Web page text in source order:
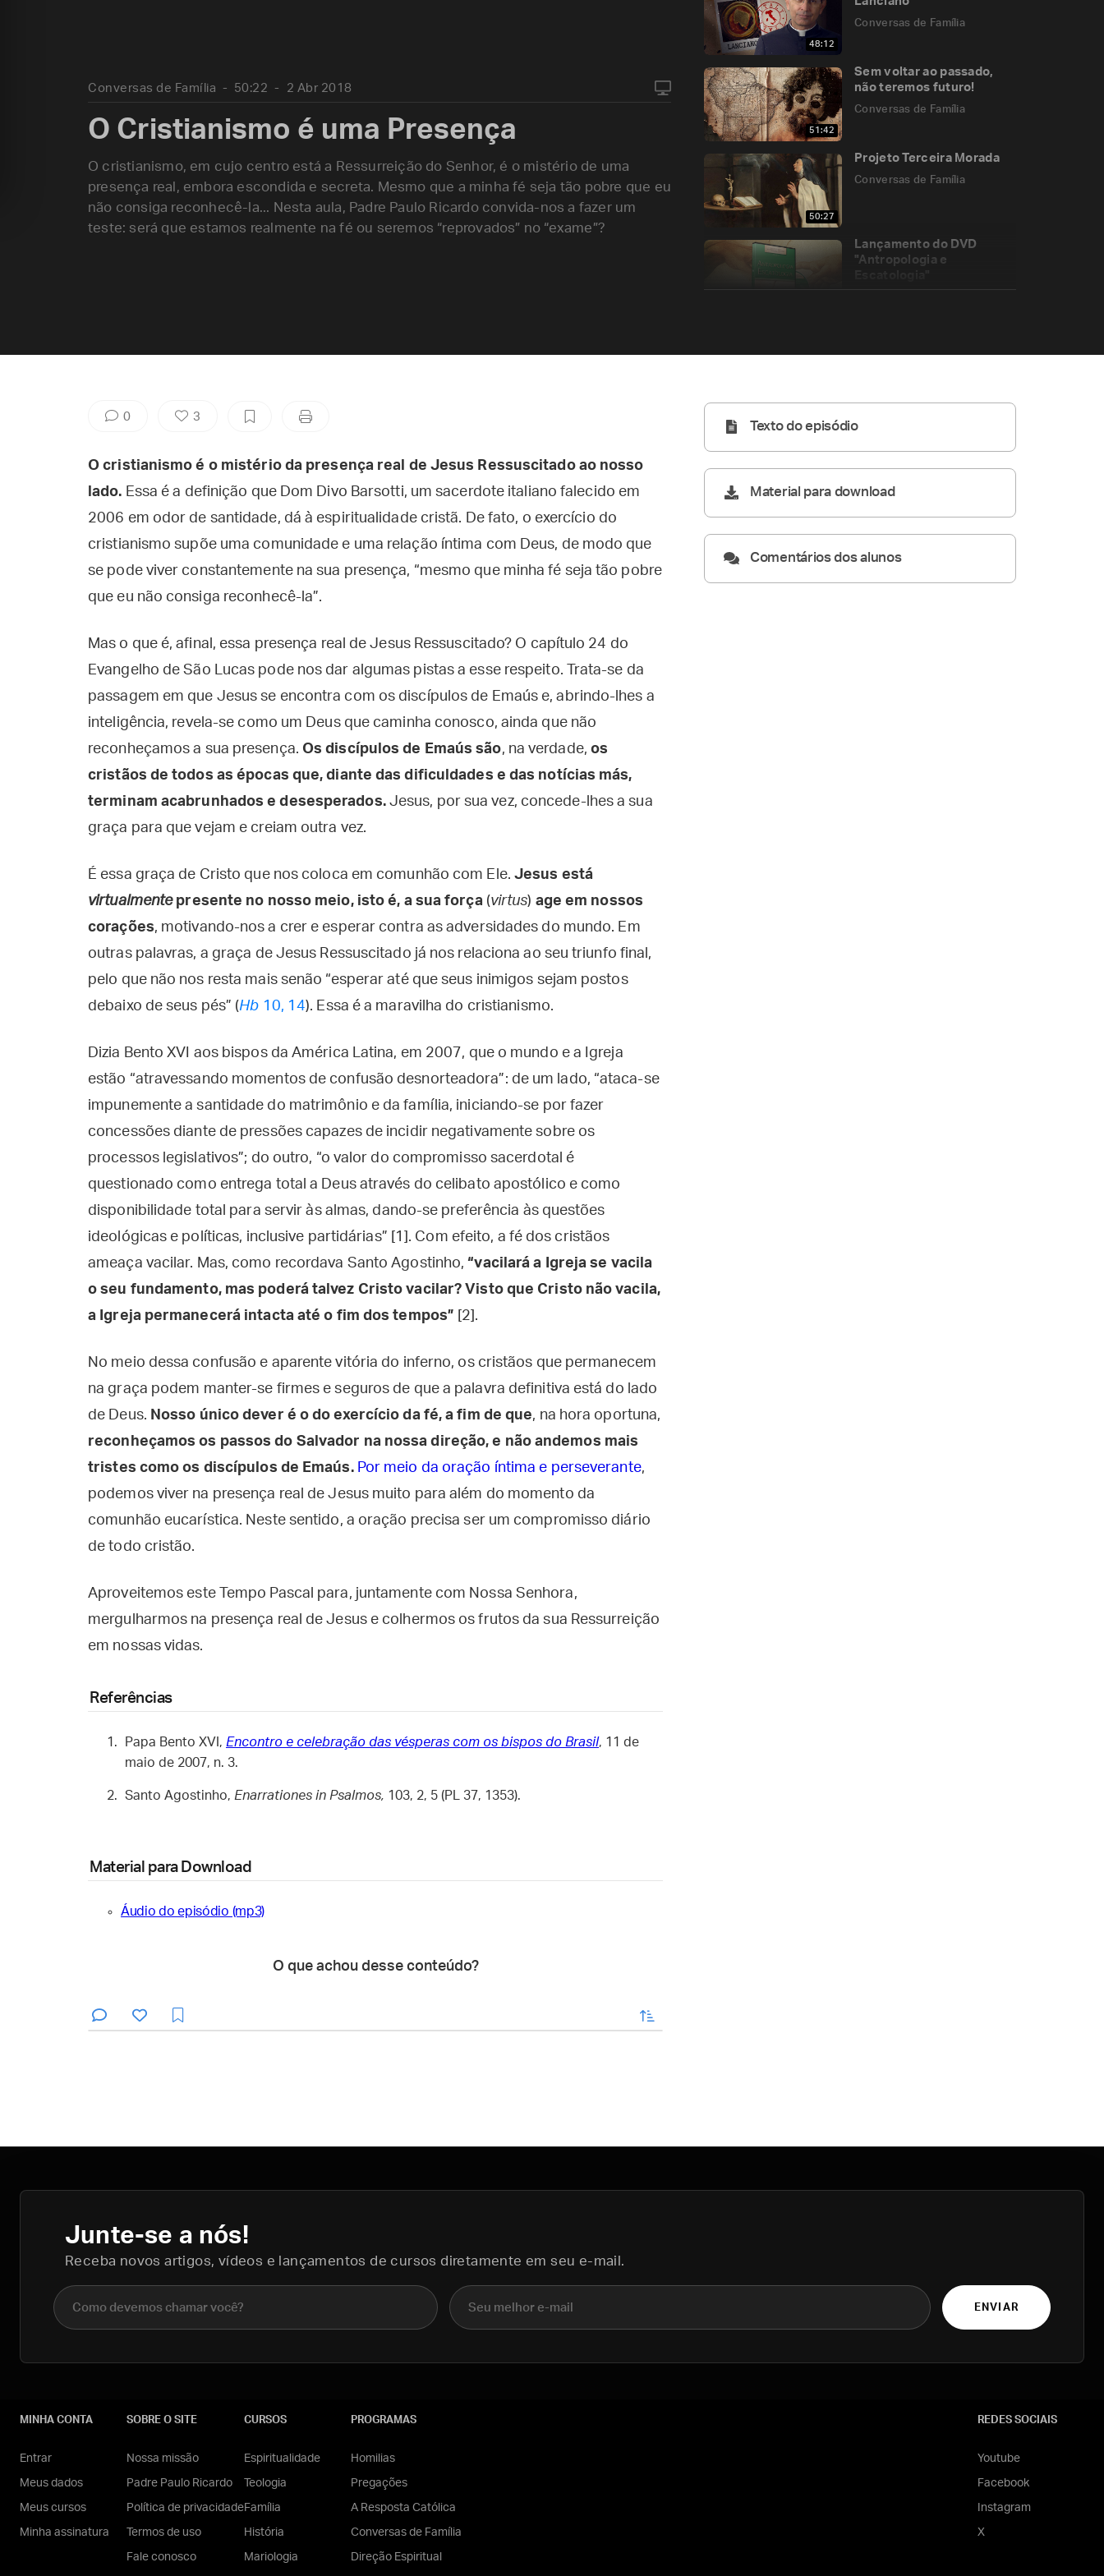
48:12
Conversas de Família
51:42
Sem voltar ao passado,
não teremos futuro!
Conversas de Família
50:27
Projeto Terceira Morada
Conversas de Família
Lançamento do DVD
"Antropologia e
Conversas de Família
Conversas de Família 50:22 2 Abr 2018
O Cristianismo é uma Presença
O cristianismo, em cujo centro está a Ressurreição do Senhor, é o mistério de uma
presença real, embora escondida e secreta. Mesmo que a minha fé seja tão pobre que eu
não consiga reconhecê-la... Nesta aula, Padre Paulo Ricardo convida-nos a fazer um
teste: será que estamos realmente na fé ou seremos “reprovados” no “exame”?
0 3
O cristianismo é o mistério da presença real de Jesus Ressuscitado ao nosso
lado. Essa é a definição que Dom Divo Barsotti, um sacerdote italiano falecido em
2006 em odor de santidade, dá à espiritualidade cristã. De fato, o exercício do
cristianismo supõe uma comunidade e uma relação íntima com Deus, de modo que
se pode viver constantemente na sua presença, “mesmo que minha fé seja tão pobre
que eu não consiga reconhecê-la”.
Mas o que é, afinal, essa presença real de Jesus Ressuscitado? O capítulo 24 do
Evangelho de São Lucas pode nos dar algumas pistas a esse respeito. Trata-se da
passagem em que Jesus se encontra com os discípulos de Emaús e, abrindo-lhes a
inteligência, revela-se como um Deus que caminha conosco, ainda que não
reconheçamos a sua presença. Os discípulos de Emaús são, na verdade, os
cristãos de todos as épocas que, diante das dificuldades e das notícias más,
terminam acabrunhados e desesperados.Jesus, por sua vez, concede-lhes a sua
graça para que vejam e creiam outra vez.
É essa graça de Cristo que nos coloca em comunhão com Ele. Jesus está
virtualmentepresente no nosso meio, isto é, a sua força (virtus) age em nossos
corações, motivando-nos a crer e esperar contra as adversidades do mundo. Em
outras palavras, a graça de Jesus Ressuscitado já nos relaciona ao seu triunfo final,
pelo que não nos resta mais senão “esperar até que seus inimigos sejam postos
debaixo de seus pés” (Hb 10, 14). Essa é a maravilha do cristianismo.
Dizia Bento XVI aos bispos da América Latina, em 2007, que o mundo e a Igreja
estão “atravessando momentos de confusão desnorteadora”: de um lado, “ataca-se
impunemente a santidade do matrimônio e da família, iniciando-se por fazer
concessões diante de pressões capazes de incidir negativamente sobre os
processos legislativos”; do outro, “o valor do compromisso sacerdotal é
questionado como entrega total a Deus através do celibato apostólico e como
disponibilidade total para servir às almas, dando-se preferência às questões
ideológicas e políticas, inclusive partidárias” [1]. Com efeito, a fé dos cristãos
ameaça vacilar. Mas, como recordava Santo Agostinho,“vacilará a Igreja se vacila
o seu fundamento, mas poderá talvez Cristo vacilar? Visto que Cristo não vacila,
a Igreja permanecerá intacta até o fim dos tempos” [2].
No meio dessa confusão e aparente vitória do inferno, os cristãos que permanecem
na graça podem manter-se firmes e seguros de que a palavra definitiva está do lado
de Deus. Nosso único dever é o do exercício da fé, a fim de que, na hora oportuna,
reconheçamos os passos do Salvador na nossa direção, e não andemos mais
tristes como os discípulos de Emaús. Por meio da oração íntima e perseverante,
podemos viver na presença real de Jesus muito para além do momento da
comunhão eucarística. Neste sentido, a oração precisa ser um compromisso diário
de todo cristão.
Aproveitemos este Tempo Pascal para, juntamente com Nossa Senhora,
mergulharmos na presença real de Jesus e colhermos os frutos da sua Ressurreição
em nossas vidas.
Referências
Papa Bento XVI, Encontro e celebração das vésperas com os bispos do Brasil, 11 de
maio de 2007, n. 3.
Santo Agostinho, Enarrationes in Psalmos, 103, 2, 5 (PL 37, 1353).
Material para Download
Áudio do episódio (mp3)
O que achou desse conteúdo?
enviar
Texto do episódio
Material para download
Comentários dos alunos
Junte-se a nós!
Receba novos artigos, vídeos e lançamentos de cursos diretamente em seu e-mail.
Nome completo E-mail
ENVIAR
MINHA CONTA
Entrar
Meus dados
Meus cursos
Minha assinatura
SOBRE O SITE
Nossa missão
Padre Paulo Ricardo
Política de privacidade
Termos de uso
Fale conosco
CURSOS
Espiritualidade
Teologia
Família
História
Mariologia
PROGRAMAS
Homilias
Pregações
A Resposta Católica
Conversas de Família
Direção Espiritual
REDES SOCIAIS
Youtube
Facebook
Instagram
X